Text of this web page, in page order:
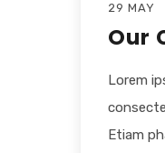
29 MAY
Our
Lorem
Etiam